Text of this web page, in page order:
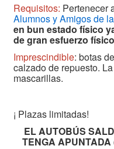
Requisitos: Pertenecer
Alumnos y Amigos de
en bun estado físico
de gran esfuerzo
Imprescindible: botas
calzado de repuesto.
mascarillas.
¡ Plazas limitadas!
EL AUTOBÚS
TENGA APUNTADA